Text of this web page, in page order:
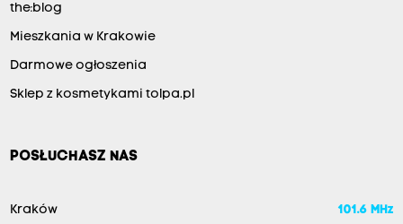
the:blog
Mieszkania w Krakowie
Darmowe ogłoszenia
Sklep z kosmetykami tolpa.pl
POSŁUCHASZ NAS
Kraków 101.6 MHz